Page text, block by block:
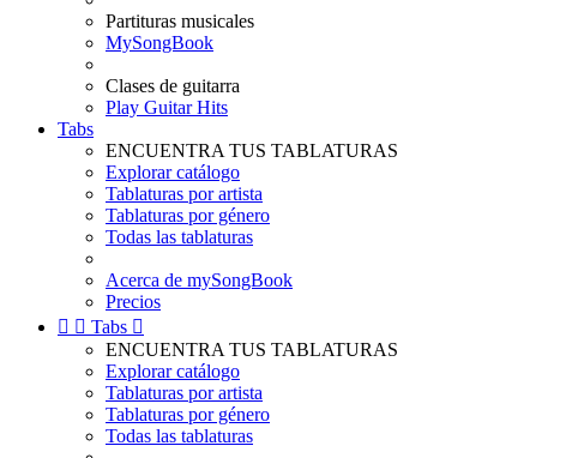
Partituras musicales
MySongBook
Clases de guitarra
Play Guitar Hits
Tabs
ENCUENTRA TUS TABLATURAS
Explorar catálogo
Tablaturas por artista
Tablaturas por género
Todas las tablaturas
Acerca de mySongBook
Precios
  Tabs 
ENCUENTRA TUS TABLATURAS
Explorar catálogo
Tablaturas por artista
Tablaturas por género
Todas las tablaturas